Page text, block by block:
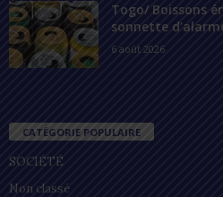
Togo/ Boissons
sonnette
6 août 2026
CATÉGORIE POPULAIRE
SOCIÉTÉ
Non classé